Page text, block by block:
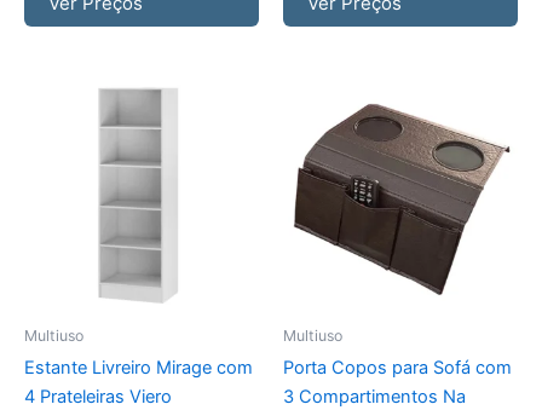
Multiuso
Estante Livreiro Mirage com
4 Prateleiras Viero
Multiuso
Porta Copos para Sofá com
3 Compartimentos Na